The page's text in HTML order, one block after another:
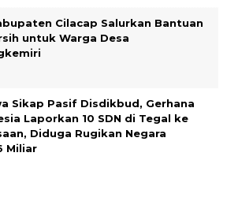
Cilacap Salurkan Bantuan
untuk Warga Desa
Sikap Pasif Disdikbud, Gerhana
Laporkan 10 SDN di Tegal ke
Diduga Rugikan Negara
Miliar